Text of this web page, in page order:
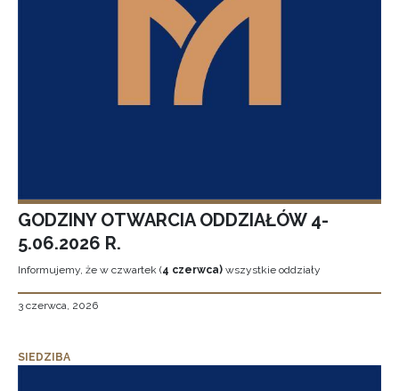
GODZINY OTWARCIA ODDZIAŁÓW 4-
5.06.2026 R.
Informujemy, że w czwartek (4 czerwca) wszystkie oddziały
3 czerwca, 2026
SIEDZIBA